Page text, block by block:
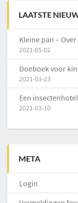
LAATSTE
Kleine pan –
2021-05-02
Doeboek voor
2021-03-23
Een
2021-03-10
META
Login